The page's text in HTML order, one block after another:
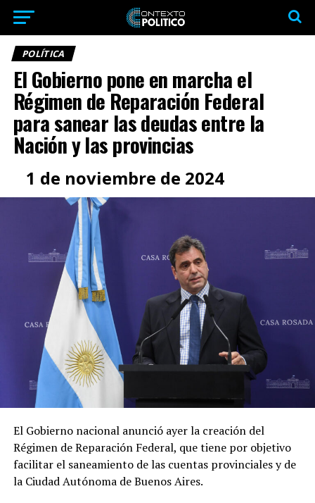
POLÍTICA
El Gobierno pone en marcha el
Régimen de Reparación Federal
para sanear las deudas entre la
Nación y las provincias
1 de noviembre de 2024
El Gobierno nacional anunció ayer la creación del
Régimen de Reparación Federal, que tiene por objetivo
facilitar el saneamiento de las cuentas provinciales y de
la Ciudad Autónoma de Buenos Aires.